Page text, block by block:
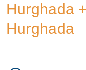
Hurghada
Hurghada